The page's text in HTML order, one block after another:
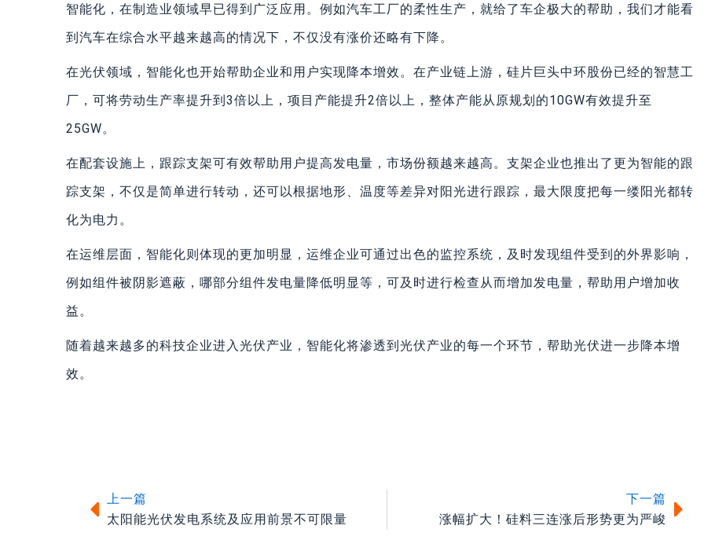
智能化，在制造业领域早已得到广泛应用。例如汽车工厂的柔性生产，就给了车企极大的帮助，我们才能看
到汽车在综合水平越来越高的情况下，不仅没有涨价还略有下降。
在光伏领域，智能化也开始帮助企业和用户实现降本增效。在产业链上游，硅片巨头中环股份已经的智慧工
厂，可将劳动生产率提升到3倍以上，项目产能提升2倍以上，整体产能从原规划的10GW有效提升至
25GW。
在配套设施上，跟踪支架可有效帮助用户提高发电量，市场份额越来越高。支架企业也推出了更为智能的跟
踪支架，不仅是简单进行转动，还可以根据地形、温度等差异对阳光进行跟踪，最大限度把每一缕阳光都转
化为电力。
在运维层面，智能化则体现的更加明显，运维企业可通过出色的监控系统，及时发现组件受到的外界影响，
例如组件被阴影遮蔽，哪部分组件发电量降低明显等，可及时进行检查从而增加发电量，帮助用户增加收
益。
随着越来越多的科技企业进入光伏产业，智能化将渗透到光伏产业的每一个环节，帮助光伏进一步降本增
效。
上一篇
太阳能光伏发电系统及应用前景不可限量
下一篇
涨幅扩大！硅料三连涨后形势更为严峻